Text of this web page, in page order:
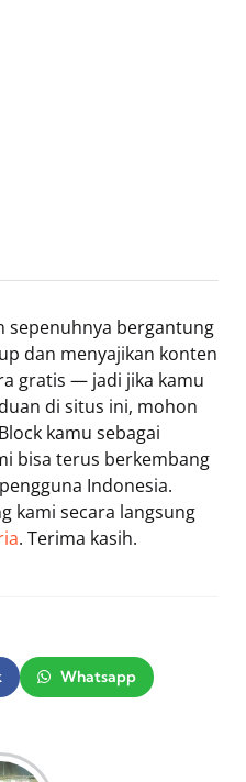
sepenuhnya bergantung
dan menyajikan konten
gratis — jadi jika kamu
di situs ini, mohon
kamu sebagai
bisa terus berkembang
Indonesia.
kami secara langsung
. Terima kasih.
Whatsapp